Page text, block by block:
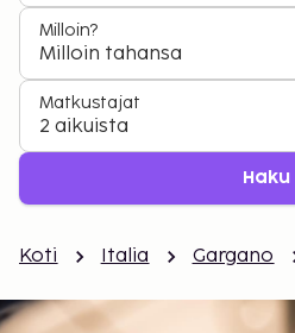
Milloin?
Milloin tahansa
Matkustajat
2 aikuista
Haku
Koti Italia Gargano